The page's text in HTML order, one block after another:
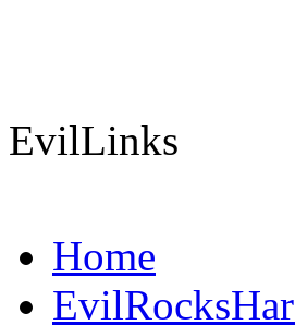
EvilLinks
Home